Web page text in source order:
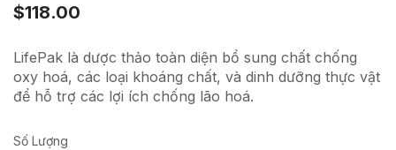
$118.00
LifePak là dược thảo toàn diện bổ sung chất chống
oxy hoá, các loại khoáng chất, và dinh dưỡng thực vật
để hỗ trợ các lợi ích chống lão hoá.
Số Lượng